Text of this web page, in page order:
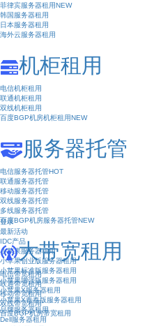
菲律宾服务器租用NEW
韩国服务器租用
日本服务器租用
海外云服务器租用
机柜租用
电信机柜租用
联通机柜租用
双线机柜租用
百度BGP机房机柜租用NEW
服务器托管
电信服务器托管HOT
联通服务器托管
移动服务器托管
双线服务器托管
多线服务器托管
百度BGP机房服务器托管NEW
大带宽租用
电信带宽租用
联通带宽租用
移动带宽租用
双线带宽租用
百度BGP机房带宽租用
登录
最新活动
IDC产品
小苹果服务器租用
小苹果创业版服务器租用
小苹果标准版服务器租用
小苹果增强版服务器租用
小苹果X服务器租用
小苹果X青春版服务器租用
品牌服务器租用
Dell服务器租用